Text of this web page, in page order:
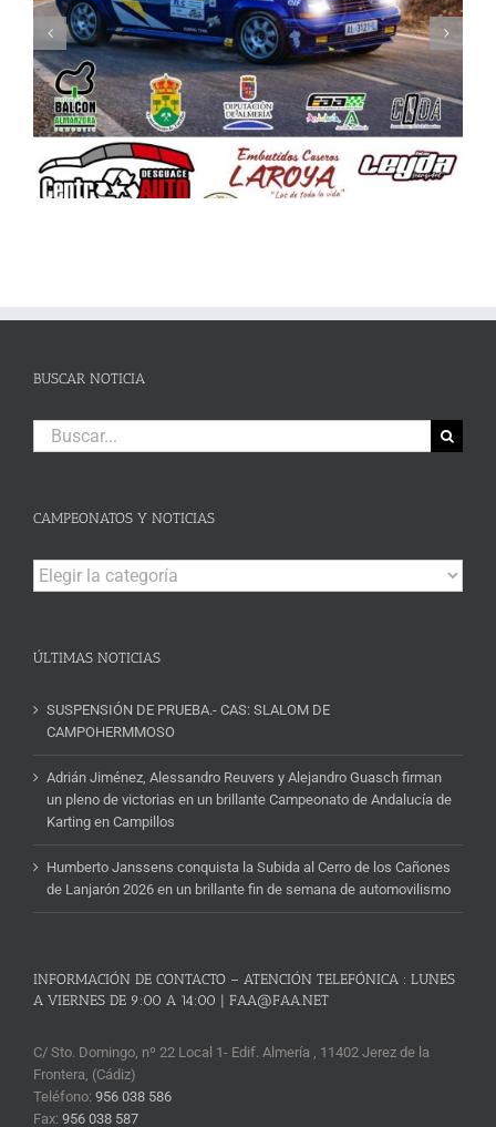
Celebrada la Asamblea General de la FAA
BUSCAR NOTICIA
Buscar:
CAMPEONATOS Y NOTICIAS
Campeonatos
y
ÚLTIMAS NOTICIAS
SUSPENSIÓN DE PRUEBA.- CAS: SLALOM DE
CAMPOHERMMOSO
Adrián Jiménez, Alessandro Reuvers y Alejandro Guasch firman
un pleno de victorias en un brillante Campeonato de Andalucía de
Karting en Campillos
Humberto Janssens conquista la Subida al Cerro de los Cañones
de Lanjarón 2026 en un brillante fin de semana de automovilismo
INFORMACIÓN DE CONTACTO – ATENCIÓN TELEFÓNICA : LUNES
A VIERNES DE 9:00 A 14:00 | FAA@FAA.NET
C/ Sto. Domingo, nº 22 Local 1- Edif. Almería , 11402 Jerez de la
Frontera, (Cádiz)
Teléfono: 956 038 586
Fax: 956 038 587